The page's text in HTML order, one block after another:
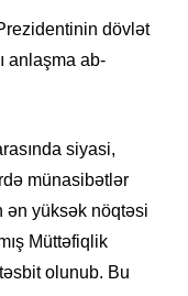
dövlət
anlaşma ab-
siyasi,
münasibətlər
ən yüksək nöqtəsi
Müttəfiqlik
olunub. Bu